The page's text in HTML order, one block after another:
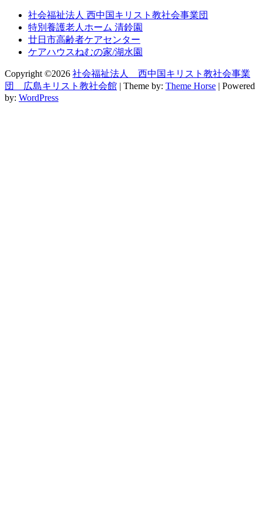
社会福祉法人 西中国キリスト教社会事業団
特別養護老人ホーム 清鈴園
廿日市高齢者ケアセンター
ケアハウスねむの家/湖水園
Copyright ©2026 社会福祉法人 西中国キリスト教社会事業
団 広島キリスト教社会館 | Theme by: Theme Horse | Powered
by: WordPress